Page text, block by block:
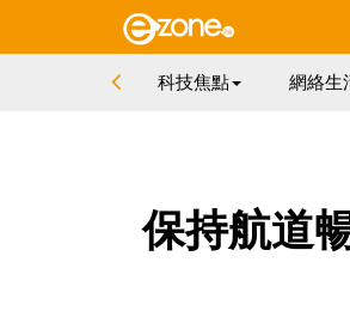
科技焦點 網絡生
保持航道